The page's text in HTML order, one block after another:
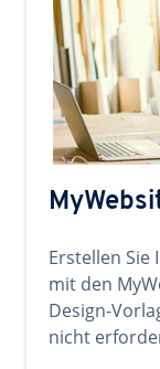
Erstellen Sie
mit den
Design-
nicht